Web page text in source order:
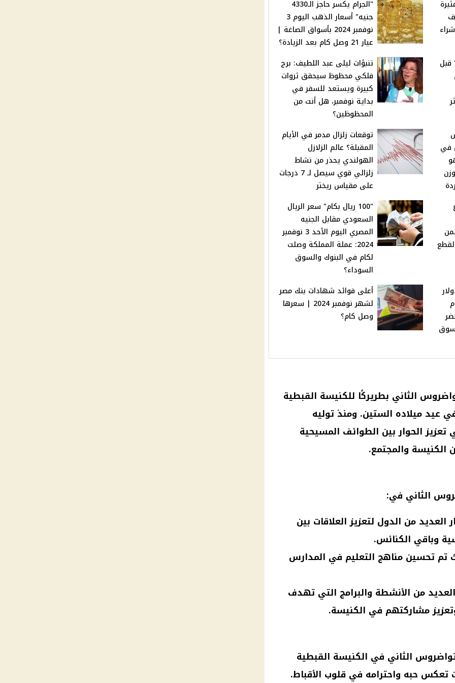
"الجرام يكسر حاجز الـ4330
جنيه" أسعار الذهب اليوم 3
نوفمبر 2024 بأسواق الصاغة |
عيار 21 وصل كام بعد الزيادة؟
تنبؤات ليلى عبد اللطيف: برج
فلكي محظوظ سيحقق ثروات
كبيرة ويستعد للسفر في
بداية نوفمبر، هل أنت من
المحظوظين؟
في
توقعات زلزال مدمر في الأيام
المقبلة؟ عالم الزلازل
الهولندي يحذر من نشاط
زلزالي قوي سيصل لـ 7 درجات
على مقياس ريختر
"100 ريال بكام" سعر الريال
السعودي مقابل الجنيه
المصري اليوم الأحد 3 نوفمبر
2024: عملة المملكة وصلت
لكام في البنوك والسوق
السوداء؟
الأخضر
أعلى فوائد شهادات بنك مصر
لشهر نوفمبر 2024 | سعرها
وصل كام؟
الثاني بطريركًا للكنيسة القبطية
عيد ميلاده الستين. ومنذ توليه
الحوار بين الطوائف المسيحية
الكنيسة والمجتمع.
الثاني في:
العديد من الدول لتعزيز العلاقات بين
وباقي الكنائس.
تم تحسين مناهج التعليم في المدارس
من الأنشطة والبرامج التي تهدف
مشاركتهم في الكنيسة.
تواضروس الثاني في الكنيسة القبطية
تعكس حبه واحترامه في قلوب الأقباط.